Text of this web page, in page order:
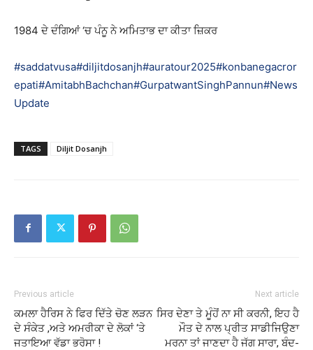
1984 ਦੇ ਦੰਗਿਆਂ ‘ਚ ਪੰਨੂ ਨੇ ਅਮਿਤਾਭ ਦਾ ਕੀਤਾ ਜ਼ਿਕਰ
#saddatvusa#diljitdosanjh#auratour2025#konbanegacror
epati#AmitabhBachchan#GurpatwantSinghPannun#News
Update
TAGS Diljit Dosanjh
Previous article
ਕਮਲਾ ਹੈਰਿਸ ਨੇ ਫਿਰ ਦਿੱਤੇ ਚੋਣ ਲੜਨ
ਦੇ ਸੰਕੇਤ ,ਅਤੇ ਅਮਰੀਕਾ ਦੇ ਲੋਕਾਂ ‘ਤੇ
ਜਤਾਇਆ ਵੱਡਾ ਭਰੋਸਾ !
Next article
ਸਿਰ ਦੇਣਾ ਤੇ ਮੂੰਹੋਂ ਨਾ ਸੀ ਕਰਨੀ, ਇਹ ਹੈ
ਮੌਤ ਦੇ ਨਾਲ ਪ੍ਰੀਤ ਸਾਡੀਜਿਉਣਾ
ਮਰਨਾ ਤਾਂ ਜਾਣਦਾ ਹੈ ਜੱਗ ਸਾਰਾ, ਬੰਦ-